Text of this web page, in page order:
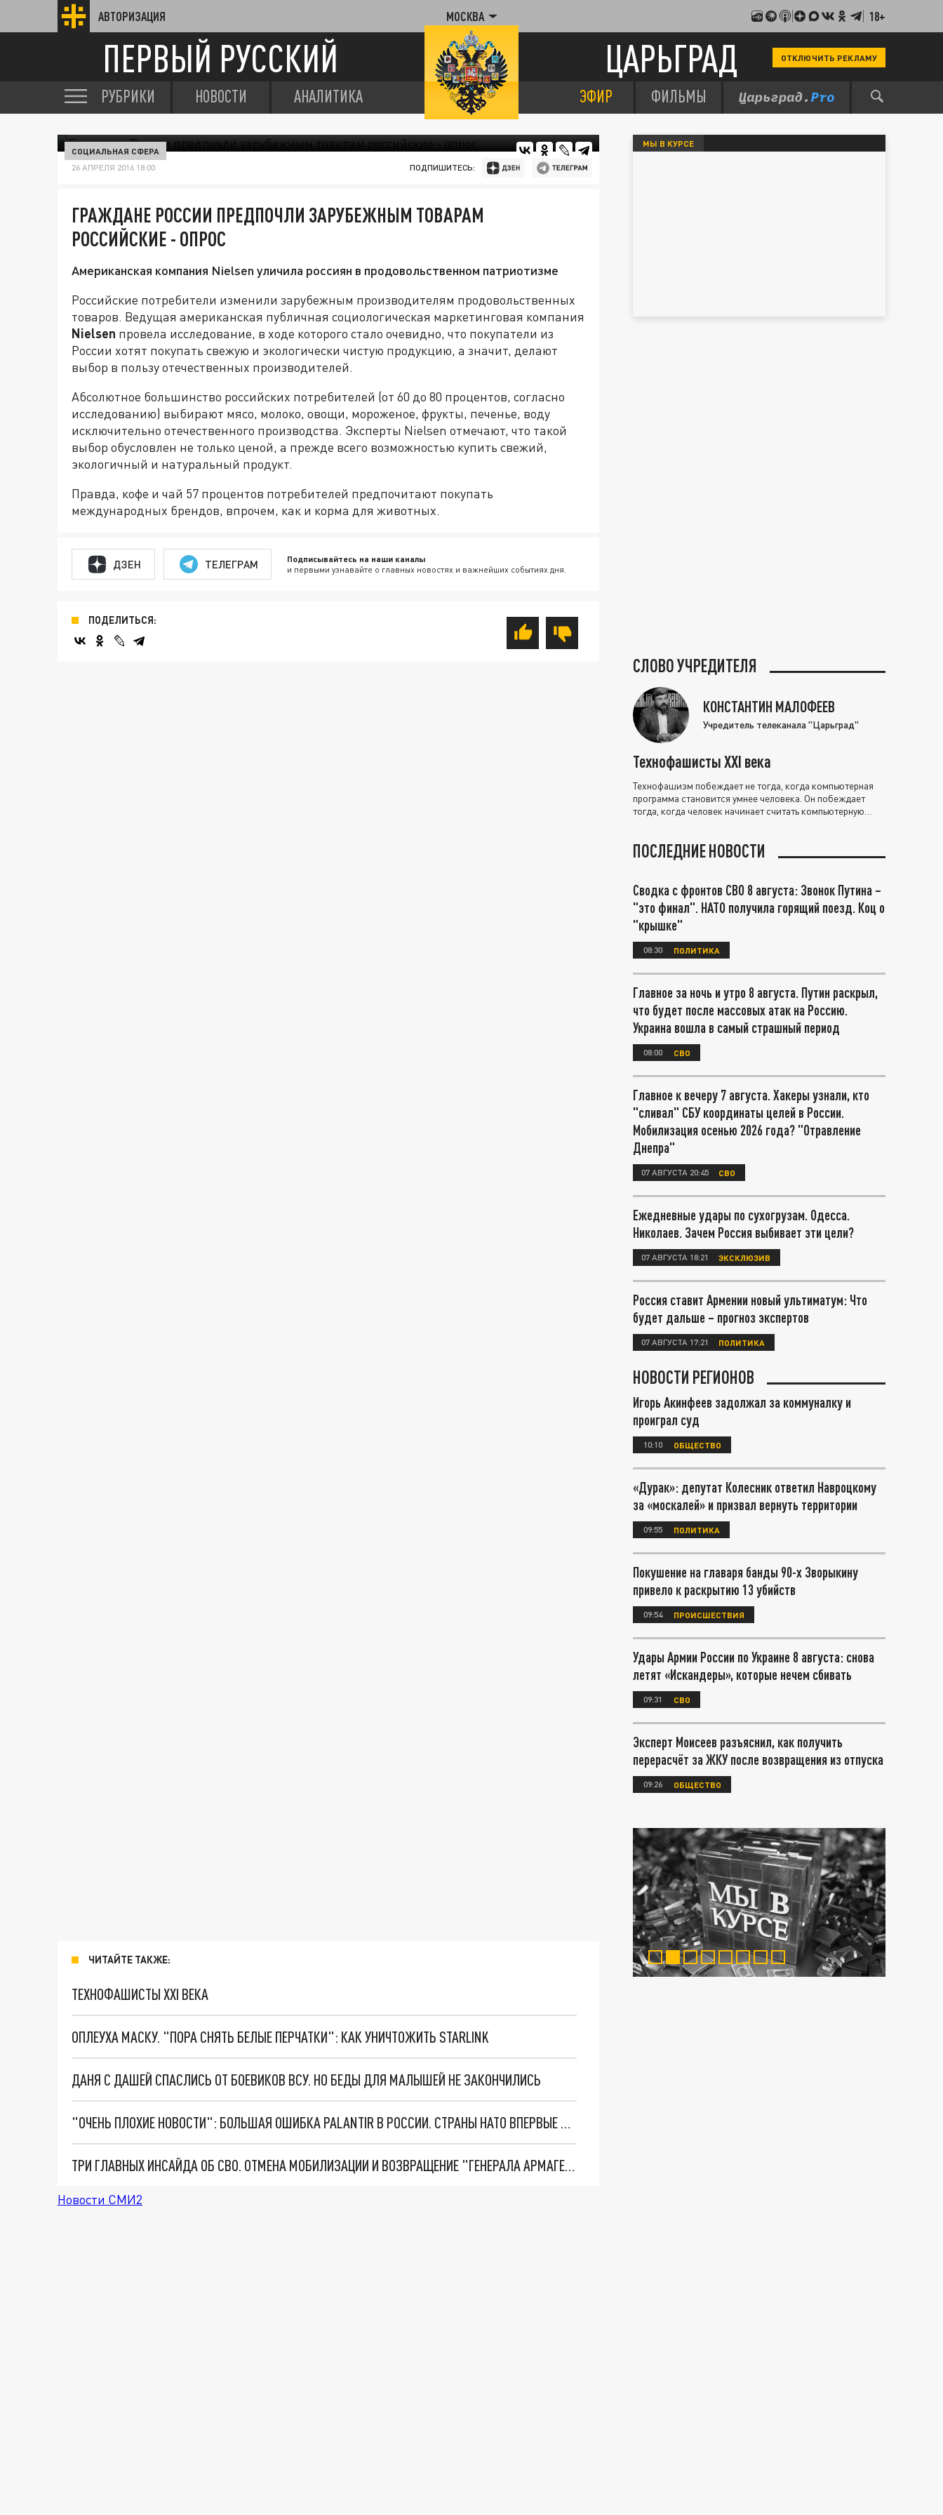
АВТОРИЗАЦИЯ МОСКВА 18+
ПЕРВЫЙ РУССКИЙ ЦАРЬГРАД ОТКЛЮЧИТЬ РЕКЛАМУ
РУБРИКИ НОВОСТИ АНАЛИТИКА ЭФИР ФИЛЬМЫ
СОЦИАЛЬНАЯ СФЕРА
26 АПРЕЛЯ 2016 18:00 ПОДПИШИТЕСЬ:
ГРАЖДАНЕ РОССИИ ПРЕДПОЧЛИ ЗАРУБЕЖНЫМ ТОВАРАМ
РОССИЙСКИЕ - ОПРОС
Американская компания Nielsen уличила россиян в продовольственном патриотизме
Российские потребители изменили зарубежным производителям продовольственных
товаров. Ведущая американская публичная социологическая маркетинговая компания
Nielsen провела исследование, в ходе которого стало очевидно, что покупатели из
России хотят покупать свежую и экологически чистую продукцию, а значит, делают
выбор в пользу отечественных производителей.
Абсолютное большинство российских потребителей (от 60 до 80 процентов, согласно
исследованию) выбирают мясо, молоко, овощи, мороженое, фрукты, печенье, воду
исключительно отечественного производства. Эксперты Nielsen отмечают, что такой
выбор обусловлен не только ценой, а прежде всего возможностью купить свежий,
экологичный и натуральный продукт.
Правда, кофе и чай 57 процентов потребителей предпочитают покупать
международных брендов, впрочем, как и корма для животных.
ДЗЕН ТЕЛЕГРАМ Подписывайтесь на наши каналы
и первыми узнавайте о главных новостях и важнейших событиях дня.
ПОДЕЛИТЬСЯ:
ЧИТАЙТЕ ТАКЖЕ:
ТЕХНОФАШИСТЫ XXI ВЕКА
ОПЛЕУХА МАСКУ. "ПОРА СНЯТЬ БЕЛЫЕ ПЕРЧАТКИ": КАК УНИЧТОЖИТЬ STARLINK
ДАНЯ С ДАШЕЙ СПАСЛИСЬ ОТ БОЕВИКОВ ВСУ. НО БЕДЫ ДЛЯ МАЛЫШЕЙ НЕ ЗАКОНЧИЛИСЬ
"ОЧЕНЬ ПЛОХИЕ НОВОСТИ": БОЛЬШАЯ ОШИБКА PALANTIR В РОССИИ. СТРАНЫ НАТО ВПЕРВЫЕ ЗА СВО ОСТАНОВИЛИ ПОСТАВКИ ОРУЖИЯ. ВСУ ТЕРЯЮТ ПРИГРАНИЧЬЕ?
ТРИ ГЛАВНЫХ ИНСАЙДА ОБ СВО. ОТМЕНА МОБИЛИЗАЦИИ И ВОЗВРАЩЕНИЕ "ГЕНЕРАЛА АРМАГЕДДОНА"? ОТЛИЧНЫЕ НОВОСТИ, КОТОРЫЕ ЖДАЛИ ВСЕ
Новости СМИ2
МЫ В КУРСЕ
СЛОВО УЧРЕДИТЕЛЯ
КОНСТАНТИН МАЛОФЕЕВ
Учредитель телеканала "Царьград"
Технофашисты XXI века
Технофашизм побеждает не тогда, когда компьютерная
программа становится умнее человека. Он побеждает
тогда, когда человек начинает считать компьютерную
ПОСЛЕДНИЕ НОВОСТИ
Сводка с фронтов СВО 8 августа: Звонок Путина –
"это финал". НАТО получила горящий поезд. Коц о
"крышке"
08:30 ПОЛИТИКА
Главное за ночь и утро 8 августа. Путин раскрыл,
что будет после массовых атак на Россию.
Украина вошла в самый страшный период
08:00 СВО
Главное к вечеру 7 августа. Хакеры узнали, кто
"сливал" СБУ координаты целей в России.
Мобилизация осенью 2026 года? "Отравление
Днепра"
07 АВГУСТА 20:45 СВО
Ежедневные удары по сухогрузам. Одесса.
Николаев. Зачем Россия выбивает эти цели?
07 АВГУСТА 18:21 ЭКСКЛЮЗИВ
Россия ставит Армении новый ультиматум: Что
будет дальше – прогноз экспертов
07 АВГУСТА 17:21 ПОЛИТИКА
НОВОСТИ РЕГИОНОВ
Игорь Акинфеев задолжал за коммуналку и
проиграл суд
10:10 ОБЩЕСТВО
«Дурак»: депутат Колесник ответил Навроцкому
за «москалей» и призвал вернуть территории
09:55 ПОЛИТИКА
Покушение на главаря банды 90-х Зворыкину
привело к раскрытию 13 убийств
09:54 ПРОИСШЕСТВИЯ
Удары Армии России по Украине 8 августа: снова
летят «Искандеры», которые нечем сбивать
09:31 СВО
Эксперт Моисеев разъяснил, как получить
перерасчёт за ЖКУ после возвращения из отпуска
09:26 ОБЩЕСТВО